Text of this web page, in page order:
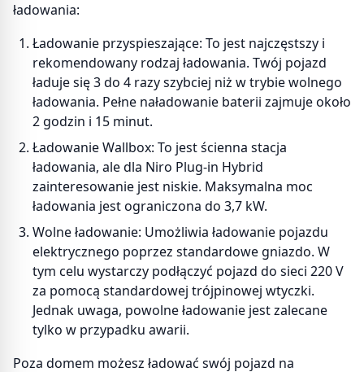
ładowania:
Ładowanie przyspieszające: To jest najczęstszy i
rekomendowany rodzaj ładowania. Twój pojazd
ładuje się 3 do 4 razy szybciej niż w trybie wolnego
ładowania. Pełne naładowanie baterii zajmuje około
2 godzin i 15 minut.
Ładowanie Wallbox: To jest ścienna stacja
ładowania, ale dla Niro Plug-in Hybrid
zainteresowanie jest niskie. Maksymalna moc
ładowania jest ograniczona do 3,7 kW.
Wolne ładowanie: Umożliwia ładowanie pojazdu
elektrycznego poprzez standardowe gniazdo. W
tym celu wystarczy podłączyć pojazd do sieci 220 V
za pomocą standardowej trójpinowej wtyczki.
Jednak uwaga, powolne ładowanie jest zalecane
tylko w przypadku awarii.
Poza domem możesz ładować swój pojazd na